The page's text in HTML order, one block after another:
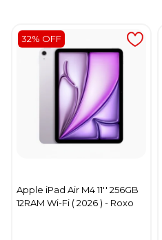
32% OFF
Apple iPad Air M4 11'' 256GB
12RAM Wi-Fi ( 2026 ) - Roxo